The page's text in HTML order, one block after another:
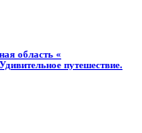
область «
путешествие.